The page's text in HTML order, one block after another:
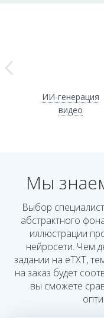
ИИ-генерация
видео
Мы
Выбор
абстрактного
иллюстрации
нейросети. Чем
задании на eTXT,
на заказ будет
вы сможете